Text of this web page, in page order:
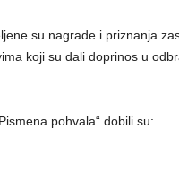
su nagrade i priznanja
koji su dali doprinos u
pohvala“ dobili su: